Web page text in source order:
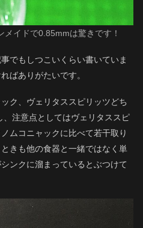
イドで0.85mmは驚きです！
でもしつこいくらい書いていま
ばありがたいです。
ク、ヴェリタススピリッツどち
注意点としてはヴェリタススピ
ムコニャックに比べて若干取り
きも他の食器と一緒ではなく単
ンクに溜まっているとぶつけて